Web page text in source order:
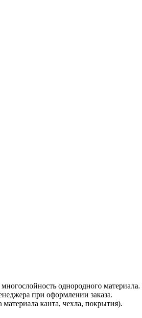
однородного
при оформлении заказа.
канта, чехла, покрытия).